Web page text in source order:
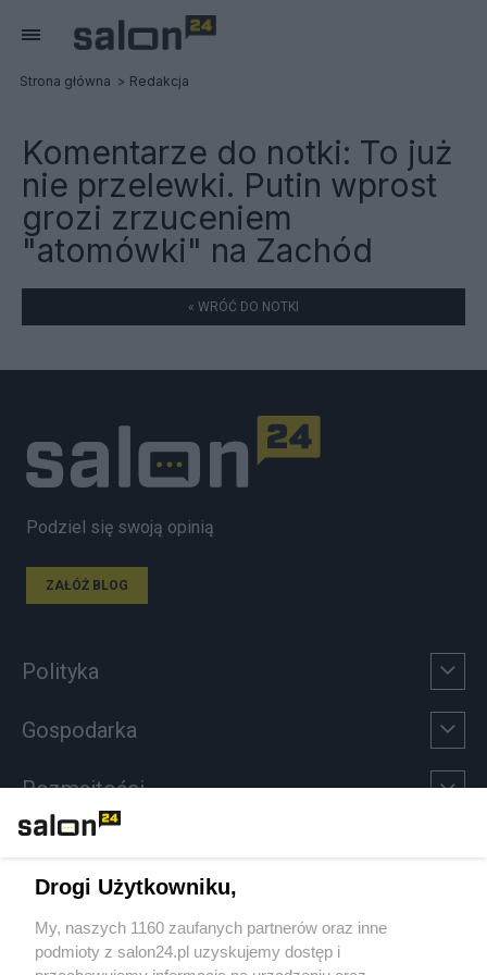
Strona główna Redakcja
Komentarze do notki: To już
nie przelewki. Putin wprost
grozi zrzuceniem
"atomówki" na Zachód
« WRÓĆ DO NOTKI
Podziel się swoją opinią
ZAŁÓŻ BLOG
Polityka
Gospodarka
Rozmaitości
Sport
Społeczeństwo
Drogi Użytkowniku,
My, naszych 1160 zaufanych partnerów oraz inne
podmioty z salon24.pl uzyskujemy dostęp i